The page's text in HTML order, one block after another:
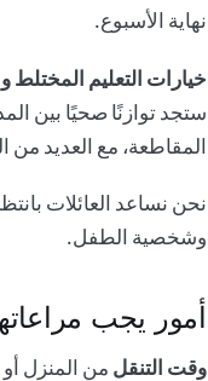
نهاية الأسبوع.
خيارات التعليم المختلط
ستجد توازنًا صحيًا بين
المقاطعة، مع العديد من
نحن نساعد العائلات
وشخصية الطفل.
أمور يجب
وقت التنقل من المنزل أو